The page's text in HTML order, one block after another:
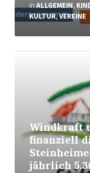
inALLGEMEIN,
KULTUR,VEREINE
Windkraft
finanziell
jährlich
Mehr